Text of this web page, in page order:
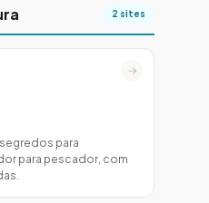
2 sites
→
para
para pescador, com